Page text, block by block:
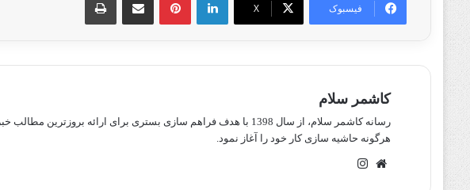
فیسبوک X
کاشمر سلام
رسانه کاشمر سلام، از سال 1398 با هدف فراهم سازی بستری برای ارائه
هرگونه حاشیه سازی کار خود را آغاز نمود.
وبسایت